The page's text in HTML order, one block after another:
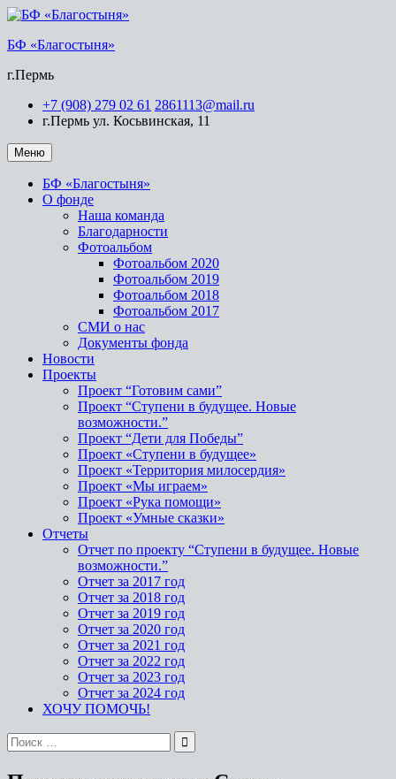
БФ «Благостыня»
г.Пермь
+7 (908) 279 02 61 2861113@mail.ru
г.Пермь ул. Косьвинская, 11
Меню
БФ «Благостыня»
О фонде
Наша команда
Благодарности
Фотоальбом
Фотоальбом 2020
Фотоальбом 2019
Фотоальбом 2018
Фотоальбом 2017
СМИ о нас
Документы фонда
Новости
Проекты
Проект “Готовим сами”
Проект “Ступени в будущее. Новые
возможности.”
Проект “Дети для Победы”
Проект «Ступени в будущее»
Проект «Территория милосердия»
Проект «Мы играем»
Проект «Рука помощи»
Проект «Умные сказки»
Отчеты
Отчет по проекту “Ступени в будущее. Новые
возможности.”
Отчет за 2017 год
Отчет за 2018 год
Отчет за 2019 год
Отчет за 2020 год
Отчет за 2021 год
Отчет за 2022 год
Отчет за 2023 год
Отчет за 2024 год
ХОЧУ ПОМОЧЬ!